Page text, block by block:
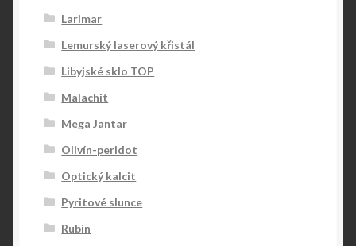
Larimar
Lemurský laserový křistál
Libyjské sklo TOP
Malachit
Mega Jantar
Olivín-peridot
Optický kalcit
Pyritové slunce
Rubín